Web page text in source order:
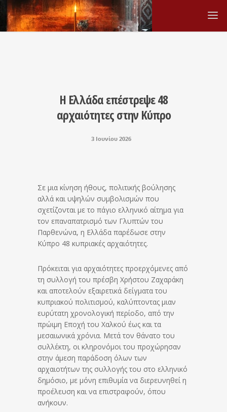
Η Ελλάδα επέστρεψε 48
αρχαιότητες στην Κύπρο
3 Ιουνίου 2026
Σε μια κίνηση ήθους, πολιτικής βούλησης
αλλά και υψηλών συμβολισμών που
σχετίζονται με το πάγιο ελληνικό αίτημα για
τον επαναπατρισμό των Γλυπτών του
Παρθενώνα, η Ελλάδα παρέδωσε στην
Κύπρο 48 κυπριακές αρχαιότητες.
Πρόκειται για αρχαιότητες προερχόμενες από
τη συλλογή του πρέσβη Χρήστου Ζαχαράκη
και αποτελούν εξαιρετικά δείγματα του
κυπριακού πολιτισμού, καλύπτοντας μιαν
ευρύτατη χρονολογική περίοδο, από την
πρώιμη Εποχή του Χαλκού έως και τα
μεσαιωνικά χρόνια. Μετά τον θάνατο του
συλλέκτη, οι κληρονόμοι του προχώρησαν
στην άμεση παράδοση όλων των
αρχαιοτήτων της συλλογής του στο ελληνικό
δημόσιο, με μόνη επιθυμία να διερευνηθεί η
προέλευση και να επιστραφούν, όπου
ανήκουν.